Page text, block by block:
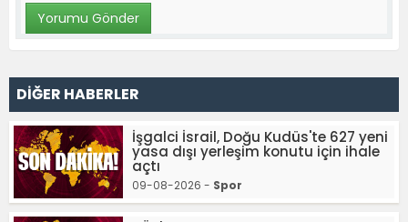
DİĞER HABERLER
İşgalci İsrail, Doğu Kudüs'te 627 yeni
yasa dışı yerleşim konutu için ihale
açtı
09-08-2026 - Spor